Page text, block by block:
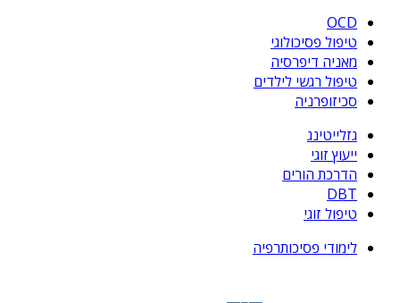
OCD
טיפול פסיכולוגי
מאניה דיפרסיה
טיפול רגשי לילדים
סכיזופרניה
גזלייטינג
ייעוץ זוגי
הדרכת הורים
DBT
טיפול זוגי
לימודי פסיכותרפיה